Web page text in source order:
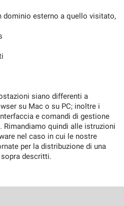
dominio esterno a quello visitato,
siano differenti a
su Mac o su PC; inoltre i
e comandi di gestione
Rimandiamo quindi alle istruzioni
nel caso in cui le nostre
per la distribuzione di una
descritti.